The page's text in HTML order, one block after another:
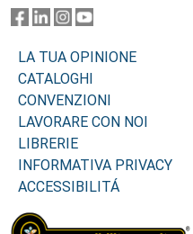
LA TUA OPINIONE
CATALOGHI
CONVENZIONI
LAVORARE CON NOI
LIBRERIE
INFORMATIVA PRIVACY
ACCESSIBILITÁ